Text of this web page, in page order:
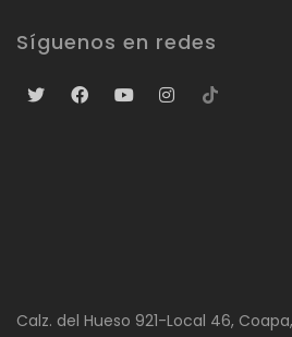
Síguenos en redes
Calz. del Hueso 921-Local 46,